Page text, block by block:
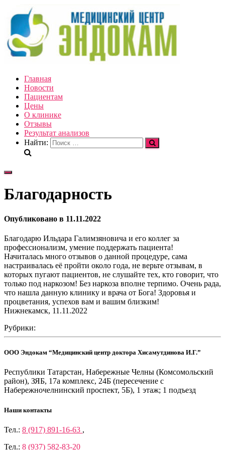
Главная
Новости
Пациентам
Цены
О клинике
Отзывы
Результат анализов
Найти:
Переключить
Благодарность
Опубликовано в 11.11.2022
Благодарю Ильдара Галимзяновича и его коллег за
профессионализм, умение поддержать пациента!
Начиталась много отзывов о данной процедуре, сама
настраивалась её пройти около года, не верьте отзывам, в
которых пугают пациентов, не слушайте тех, кто говорит, что
только под наркозом! Без наркоза вполне терпимо. Очень рада,
что нашла данную клинику и врача от Бога! Здоровья и
процветания, успехов вам и вашим близким!
Нижнекамск, 11.11.2022
Рубрики:
ООО Эндокам “Медицинский центр доктора Хисамутдинова И.Г.”
Республики Татарстан, Набережные Челны (Комсомольский
район), ЗЯБ, 17а комплекс, 24Б (пересечение с
Набережночелнинский проспект, 5Б), 1 этаж; 1 подъезд
Наши контакты
Тел.: 8 (917) 891-16-63 ,
Тел.: 8 (937) 582-83-20